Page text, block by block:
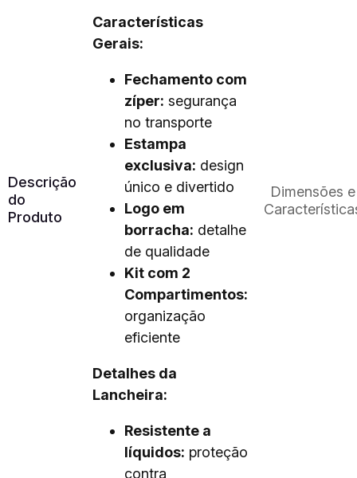
Descrição
do
Produto
Características
Gerais:
Fechamento com
zíper: segurança
no transporte
Estampa
exclusiva: design
único e divertido
Logo em
borracha: detalhe
de qualidade
Kit com 2
Compartimentos:
organização
eficiente
Detalhes da
Lancheira:
Resistente a
líquidos: proteção
contra
Dimensões e